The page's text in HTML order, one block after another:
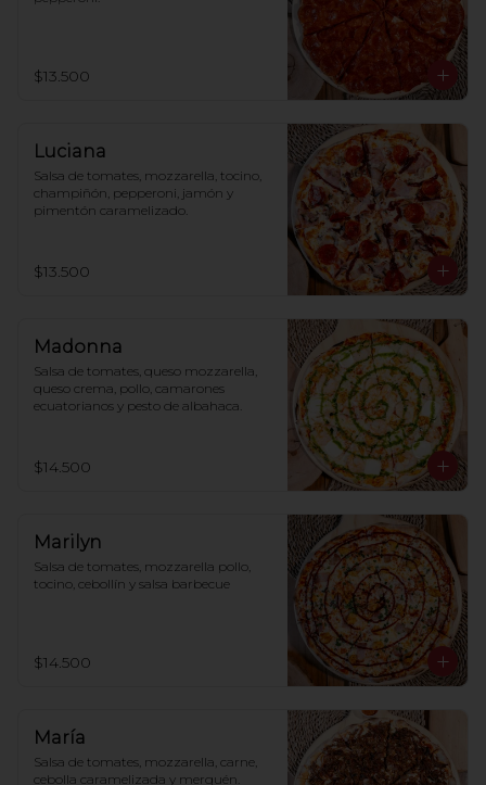
$13.500
Luciana
Salsa de tomates, mozzarella, tocino,
champiñón, pepperoni, jamón y
pimentón caramelizado.
$13.500
Madonna
Salsa de tomates, queso mozzarella,
queso crema, pollo, camarones
ecuatorianos y pesto de albahaca.
$14.500
Marilyn
Salsa de tomates, mozzarella pollo,
tocino, cebollín y salsa barbecue
$14.500
María
Salsa de tomates, mozzarella, carne,
cebolla caramelizada y merquén.